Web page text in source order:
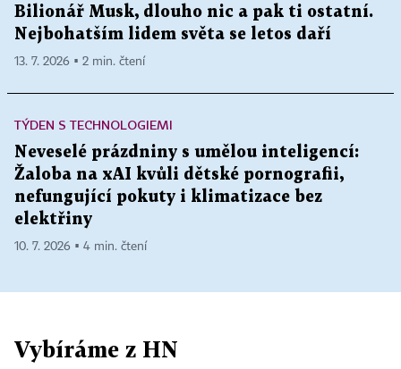
Bilionář Musk, dlouho nic a pak ti ostatní.
Nejbohatším lidem světa se letos daří
13. 7. 2026 ▪ 2 min. čtení
TÝDEN S TECHNOLOGIEMI
Neveselé prázdniny s umělou inteligencí:
Žaloba na xAI kvůli dětské pornografii,
nefungující pokuty i klimatizace bez
elektřiny
10. 7. 2026 ▪ 4 min. čtení
Vybíráme z HN